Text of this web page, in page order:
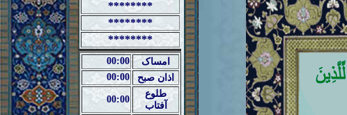
********
********
********
00:00
امساک
00:00
اذان صبح
00:00
طلوع
آفتاب